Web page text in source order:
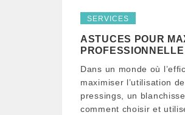
SERVICES
ASTUCES POUR
Dans un monde où
maximiser l’utilisation
pressings, un
comment choisir et